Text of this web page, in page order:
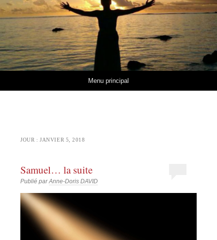
Menu principal
JOUR :JANVIER 5, 2018
Samuel… la suite
Publié parAnne-Doris DAVID